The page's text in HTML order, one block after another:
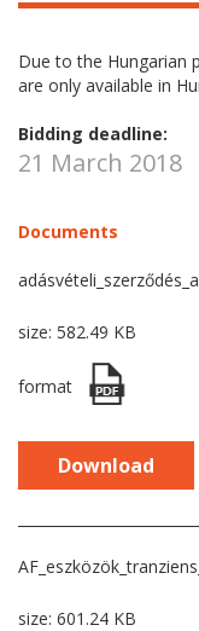
Due to the Hungarian
are only available in
Bidding deadline:
21 March 2018
Documents
size: 582.49 KB
format
Download
size: 601.24 KB